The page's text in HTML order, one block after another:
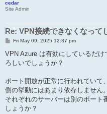
cedar
Site Admin
Re: VPN接続できなくなって
P
s
Fri May 09, 2025 12:37 pm
VPN Azure は有効にしているだ
ろしいでしょうか？
ポート開放が正常に行われていて
側の挙動にはあまり依存しません。
それぞれのサーバーは別のポート
しょうか？